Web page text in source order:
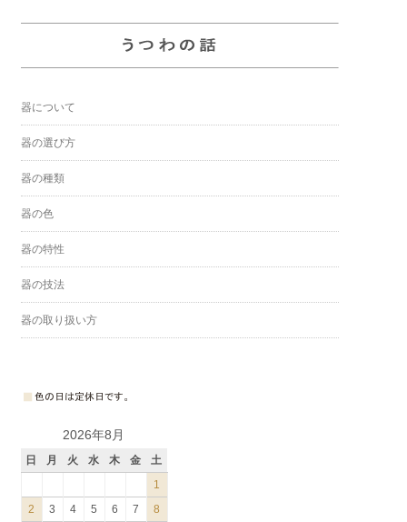
器について
器の選び方
器の種類
器の色
器の特性
器の技法
器の取り扱い方
2026年8月
日 月 火 水 木 金
土
1
2
3 4 5 6 7
8